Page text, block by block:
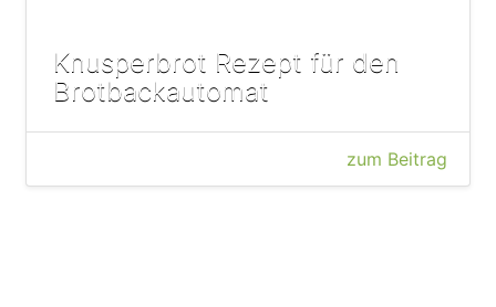
Knusperbrot Rezept für den
Brotbackautomat
zum Beitrag